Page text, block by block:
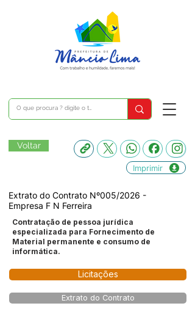
Voltar
Imprimir
Extrato do Contrato Nº005/2026 -
Empresa F N Ferreira
Contratação de pessoa jurídica
especializada para Fornecimento de
Material permanente e consumo de
informática.
Licitações
Extrato do Contrato